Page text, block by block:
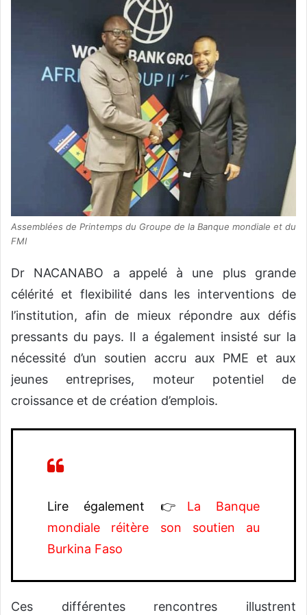
Assemblées de Printemps du Groupe de la Banque mondiale et du
FMI
Dr NACANABO a appelé à une plus grande
célérité et flexibilité dans les interventions de
l’institution, afin de mieux répondre aux défis
pressants du pays. Il a également insisté sur la
nécessité d’un soutien accru aux PME et aux
jeunes entreprises, moteur potentiel de
croissance et de création d’emplois.
Lire également 👉 La Banque
mondiale réitère son soutien au
Burkina Faso
Ces différentes rencontres illustrent